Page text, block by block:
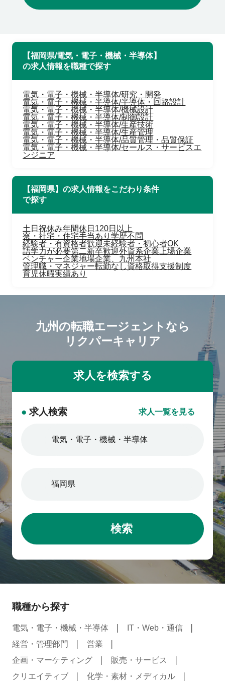
【福岡県/電気・電子・機械・半導体】
の求人情報を職種で探す
電気・電子・機械・半導体/研究・開発
電気・電子・機械・半導体/半導体・回路設計
電気・電子・機械・半導体/機械設計
電気・電子・機械・半導体/制御設計
電気・電子・機械・半導体/生産技術
電気・電子・機械・半導体/生産管理
電気・電子・機械・半導体/品質管理・品質保証
電気・電子・機械・半導体/セールス・サービスエ
ンジニア
【福岡県】の求人情報をこだわり条件
で探す
土日祝休み年間休日120日以上
寮・社宅・住宅手当あり学歴不問
経験者・有資格者歓迎未経験者・初心者OK
語学力が必要第二新卒歓迎外資系企業 上場企業
ベンチャー企業地場企業、九州本社
管理職・マネジャー転勤なし資格取得支援制度
育児休暇実績あり
九州の転職エージェントなら
リクパーキャリア
● 求人検索 求人一覧を見る
検索
職種から探す
電気・電子・機械・半導体
IT・Web・通信
経営・管理部門
営業
企画・マーケティング
販売・サービス
クリエイティブ
化学・素材・メディカル